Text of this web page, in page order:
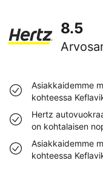
8.5
Asiakkaidemme
kohteessa
Hertz
on kohtalaisen
Asiakkaidemme
kohteessa